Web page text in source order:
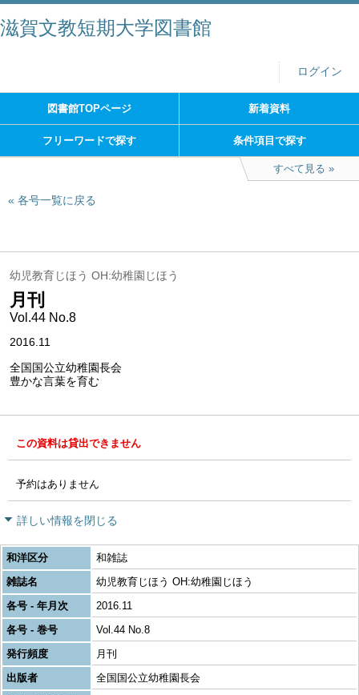
滋賀文教短期大学図書館
ログイン
図書館TOPページ 新着資料
フリーワードで探す 条件項目で探す
すべて見る
各号一覧に戻る
幼児教育じほう OH:幼稚園じほう
月刊
Vol.44 No.8
2016.11
全国国公立幼稚園長会
豊かな言葉を育む
この資料は貸出できません
予約はありません
詳しい情報を閉じる
和洋区分
和雑誌
雑誌名
幼児教育じほう OH:幼稚園じほう
各号 - 年月次
2016.11
各号 - 巻号
Vol.44 No.8
発行頻度
月刊
出版者
全国国公立幼稚園長会